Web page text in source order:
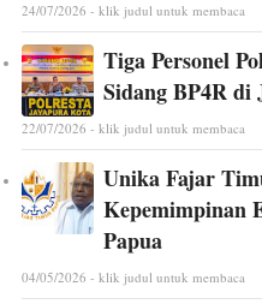
24/07/2026 - klik judul untuk membaca
Tiga Personel
Sidang BP4R di
22/07/2026 - klik judul untuk membaca
Unika Fajar
Kepemimpinan
Papua
04/05/2026 - klik judul untuk membaca